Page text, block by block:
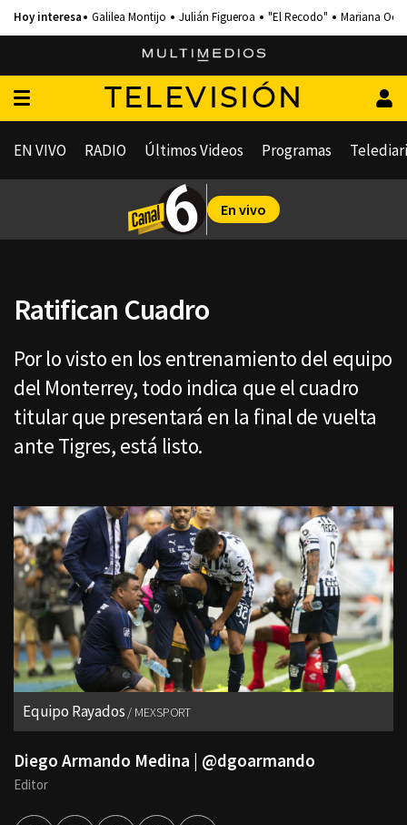
Galilea Montijo Julián Figueroa "El Recodo" Mariana
TELEVISIÓN
EN VIVO RADIO Últimos Videos Programas
En vivo
Ratifican Cuadro
Por lo visto en los entrenamiento del equipo
del Monterrey, todo indica que el cuadro
titular que presentará en la final de vuelta
ante Tigres, está listo.
Equipo Rayados MEXSPORT
Diego Armando Medina | @dgoarmando
Editor